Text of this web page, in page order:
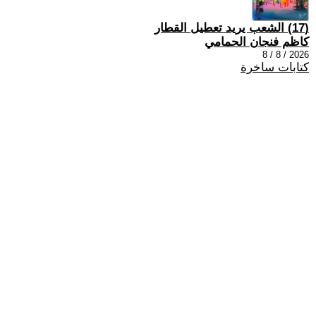
(17) الشعب يريد تعطيل القطار
كاظم فنجان الحمامي
2026 / 8 / 8
كتابات ساخرة